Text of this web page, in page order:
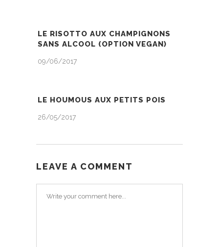
LE RISOTTO AUX CHAMPIGNONS
SANS ALCOOL (OPTION VEGAN)
09/06/2017
LE HOUMOUS AUX PETITS POIS
26/05/2017
LEAVE A COMMENT